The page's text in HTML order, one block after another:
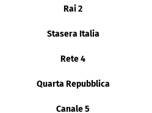
Rai 2
Stasera Italia
Rete 4
Quarta Repubblica
Canale 5